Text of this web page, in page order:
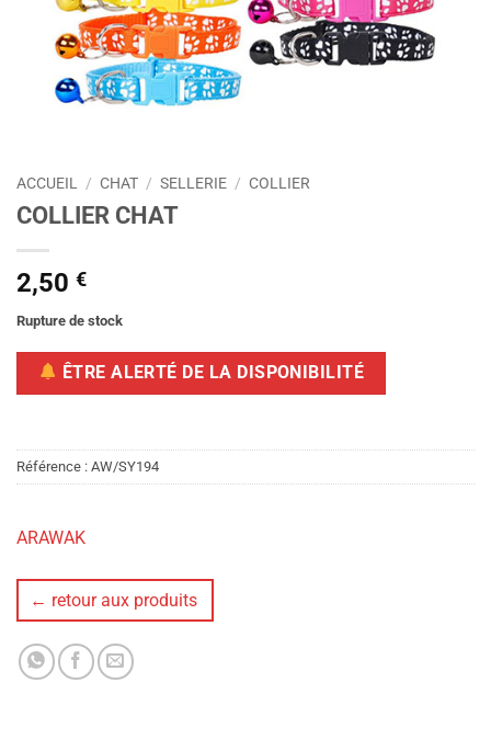
ACCUEIL / CHAT / SELLERIE / COLLIER
COLLIER CHAT
2,50 €
Rupture de stock
ÊTRE ALERTÉ DE LA DISPONIBILITÉ
Référence : AW/SY194
ARAWAK
← retour aux produits